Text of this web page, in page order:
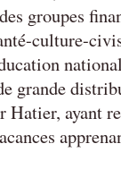
groupes
culture-
grande
Hatier, ayant